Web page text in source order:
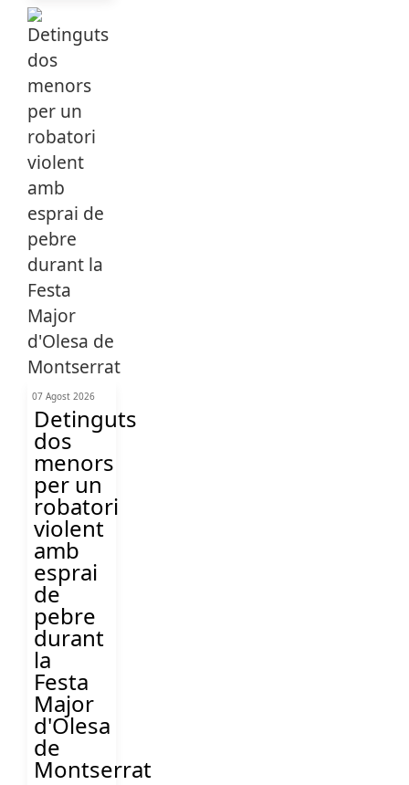
07 Agost 2026
Detinguts
dos
menors
per un
robatori
violent
amb
esprai
de
pebre
durant
la
Festa
Major
d'Olesa
de
Montserrat